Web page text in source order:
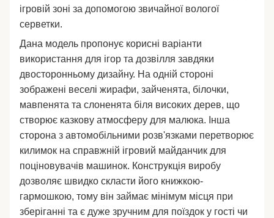
ігровій зоні за допомогою звичайної вологої
серветки.
Дана модель пропонує корисні варіанти
використання для ігор та дозвілля завдяки
двосторонньому дизайну. На одній стороні
зображені веселі жирафи, зайченята, білочки,
мавпенята та слоненята біля високих дерев, що
створює казкову атмосферу для малюка. Інша
сторона з автомобільними розв'язками перетворює
килимок на справжній ігровий майданчик для
поціновувачів машинок. Конструкція виробу
дозволяє швидко скласти його книжкою-
гармошкою, тому він займає мінімум місця при
зберіганні та є дуже зручним для поїздок у гості чи